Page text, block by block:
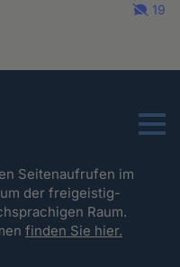
19
Menu
Seitenaufrufen im
der freigeistig-
Raum.
finden Sie hier.